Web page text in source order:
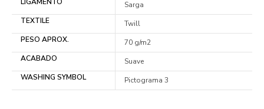
Sarga
TEXTILE
Twill
PESO APROX.
70 g/m2
ACABADO
Suave
WASHING SYMBOL
Pictograma 3